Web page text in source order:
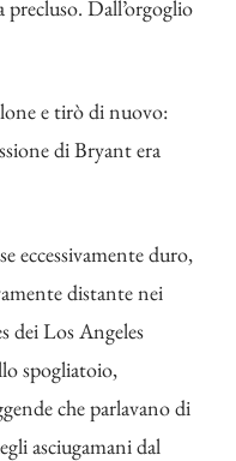
Dall’orgoglio
e tirò di nuovo:
di Bryant era
eccessivamente duro,
distante nei
dei Los Angeles
spogliatoio,
che parlavano di
asciugamani dal